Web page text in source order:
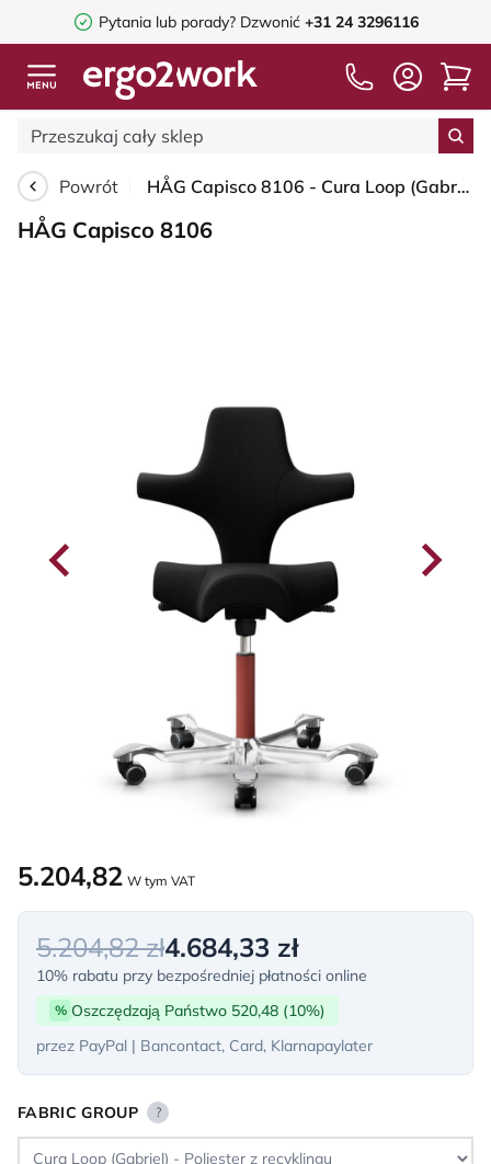
Pytania lub porady? Dzwonić +31 24 3296116
Powrót HÅG Capisco 8106 - Cura Loop (Gabriel) - Poliester z recyklingu - CLP60999 Black - Blush Rose - 200 mm (seat height 46-64cm) - Soft castors for hard floors
HÅG Capisco 8106
5.204,82 W tym VAT
5.204,82 zł4.684,33 zł
10% rabatu przy bezpośredniej płatności online
% Oszczędzają Państwo 520,48 (10%)
przez PayPal | Bancontact, Card, Klarnapaylater
FABRIC GROUP ?